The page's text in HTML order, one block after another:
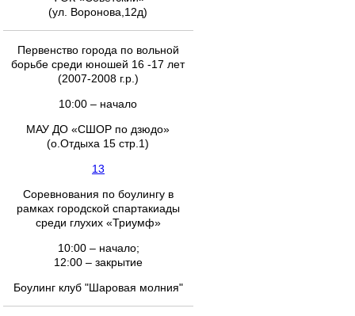
(ул. Воронова,12д)
Первенство города по вольной
борьбе среди юношей 16 -17 лет
(2007-2008 г.р.)
10:00 – начало
МАУ ДО «СШОР по дзюдо»
(о.Отдыха 15 стр.1)
13
Соревнования по боулингу в
рамках городской спартакиады
среди глухих «Триумф»
10:00 – начало;
12:00 – закрытие
Боулинг клуб "Шаровая молния"